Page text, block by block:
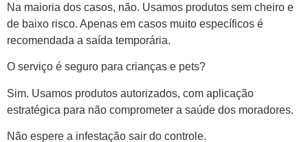
Na maioria dos casos, não. Usamos produtos sem cheiro e
de baixo risco. Apenas em casos muito específicos é
recomendada a saída temporária.
O serviço é seguro para crianças e pets?
Sim. Usamos produtos autorizados, com aplicação
estratégica para não comprometer a saúde dos moradores.
Não espere a infestação sair do controle.